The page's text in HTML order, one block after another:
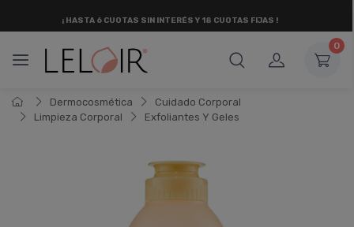
¡ HASTA 6 CUOTAS SIN INTERÉS Y 18 CUOTAS FIJAS !
0
Dermocosmética
Cuidado Corporal
Limpieza Corporal
Exfoliantes Y Geles